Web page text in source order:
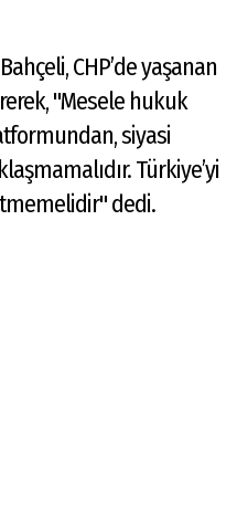
CHP’de yaşanan
"Mesele hukuk
siyasi
Türkiye’yi
dedi.